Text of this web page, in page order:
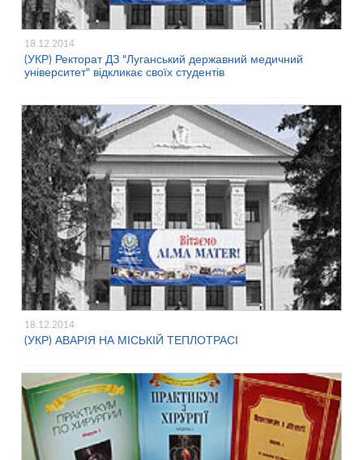
18.12.2014
(УКР) Ректорат ДЗ "Луганський державний медичний
університет" відкликає своїх студентів
18.12.2014
(УКР) АВАРІЯ НА МІСЬКІЙ ТЕПЛОТРАСІ